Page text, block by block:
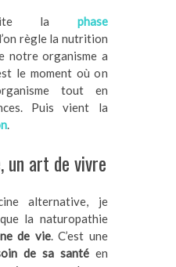
la phase
règle la nutrition
notre organisme a
le moment où on
tout en
Puis vient la
.
un art de vivre
alternative, je
la naturopathie
de vie. C’est une
de sa santéen